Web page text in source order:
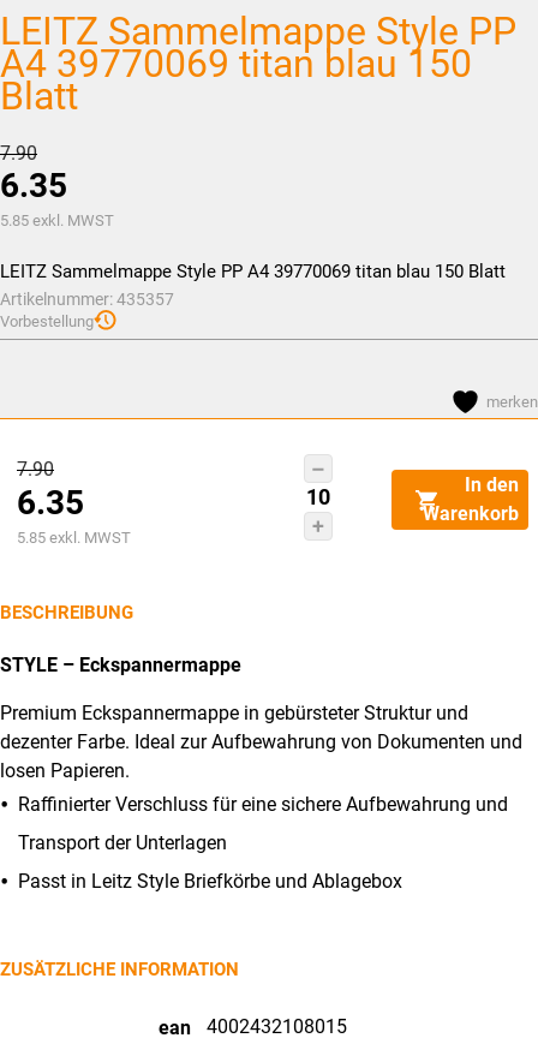
LEITZ Sammelmappe Style PP
A4 39770069 titan blau 150
Blatt
7.90Ursprünglicher
Preis
war:
6.35
Aktueller
ist:
CHF6.35.
5.85 exkl. MWST
LEITZ Sammelmappe Style PP A4 39770069 titan blau 150 Blatt
Artikelnummer:435357
Vorbestellung
merken
7.90Ursprünglicher
Preis
war:
6.35
Aktueller
ist:
5.85 exkl. MWST
LEITZ
Sammelmappe
Style
Menge
In den
Warenkorb
BESCHREIBUNG
STYLE – Eckspannermappe
Premium Eckspannermappe in gebürsteter Struktur und
dezenter Farbe. Ideal zur Aufbewahrung von Dokumenten und
losen Papieren.
Raffinierter Verschluss für eine sichere Aufbewahrung und
Transport der Unterlagen
Passt in Leitz Style Briefkörbe und Ablagebox
ZUSÄTZLICHE INFORMATION
ean
4002432108015